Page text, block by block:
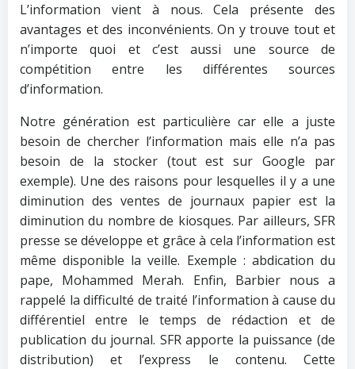
L’information vient à nous. Cela présente des
avantages et des inconvénients. On y trouve tout et
n’importe quoi et c’est aussi une source de
compétition entre les différentes sources
d’information.
Notre génération est particulière car elle a juste
besoin de chercher l’information mais elle n’a pas
besoin de la stocker (tout est sur Google par
exemple). Une des raisons pour lesquelles il y a une
diminution des ventes de journaux papier est la
diminution du nombre de kiosques. Par ailleurs, SFR
presse se développe et grâce à cela l’information est
même disponible la veille. Exemple : abdication du
pape, Mohammed Merah. Enfin, Barbier nous a
rappelé la difficulté de traité l’information à cause du
différentiel entre le temps de rédaction et de
publication du journal. SFR apporte la puissance (de
distribution) et l’express le contenu. Cette